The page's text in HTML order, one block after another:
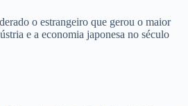
o estrangeiro que gerou o maior
e a economia japonesa no século